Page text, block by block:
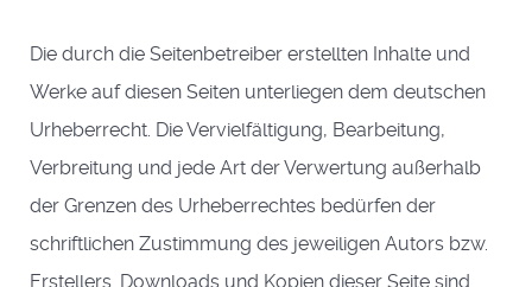
Die durch die Seitenbetreiber erstellten Inhalte und
Werke auf diesen Seiten unterliegen dem deutschen
Urheberrecht. Die Vervielfältigung, Bearbeitung,
Verbreitung und jede Art der Verwertung außerhalb
der Grenzen des Urheberrechtes bedürfen der
schriftlichen Zustimmung des jeweiligen Autors bzw.
Erstellers. Downloads und Kopien dieser Seite sind